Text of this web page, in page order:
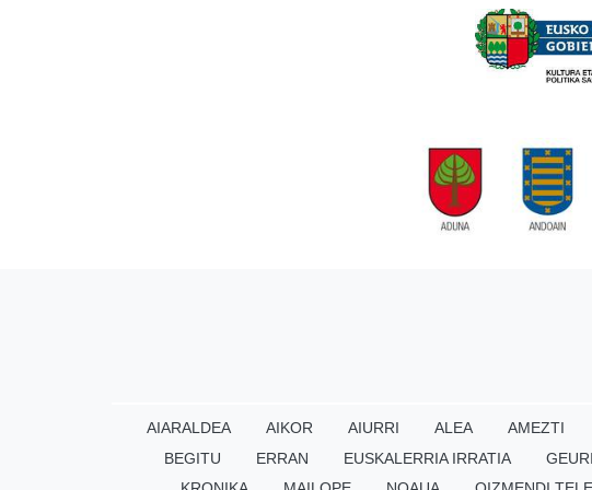
AIARALDEA AIKOR AIURRI ALEA AMEZTI
BEGITU
ERRAN EUSKALERRIA IRRATIA